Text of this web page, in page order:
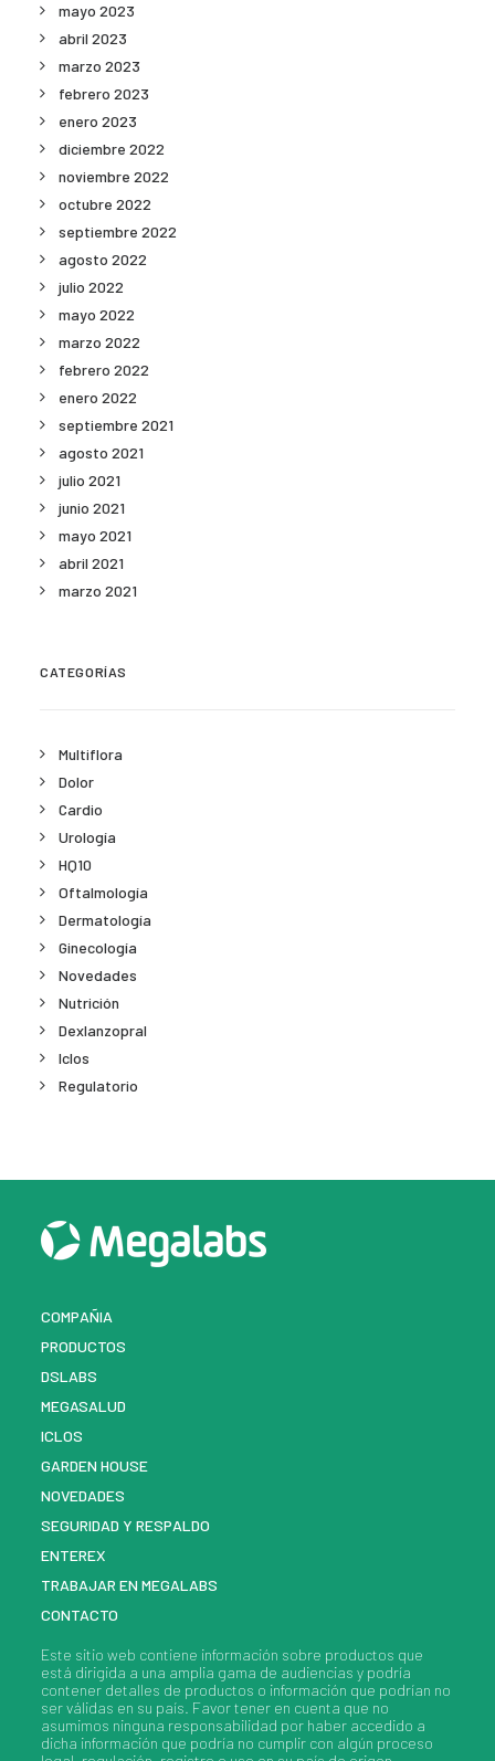
mayo 2023
abril 2023
marzo 2023
febrero 2023
enero 2023
diciembre 2022
noviembre 2022
octubre 2022
septiembre 2022
agosto 2022
julio 2022
mayo 2022
marzo 2022
febrero 2022
enero 2022
septiembre 2021
agosto 2021
julio 2021
junio 2021
mayo 2021
abril 2021
marzo 2021
CATEGORÍAS
Multiflora
Dolor
Cardio
Urología
HQ10
Oftalmología
Dermatología
Ginecología
Novedades
Nutrición
Dexlanzopral
Iclos
Regulatorio
COMPAÑIA
PRODUCTOS
DSLABS
MEGASALUD
ICLOS
GARDEN HOUSE
NOVEDADES
SEGURIDAD Y RESPALDO
ENTEREX
TRABAJAR EN MEGALABS
CONTACTO
Este sitio web contiene información sobre productos que
está dirigida a una amplia gama de audiencias y podría
contener detalles de productos o información que podrían no
ser válidas en su país. Favor tener en cuenta que no
asumimos ninguna responsabilidad por haber accedido a
dicha información que podría no cumplir con algún proceso